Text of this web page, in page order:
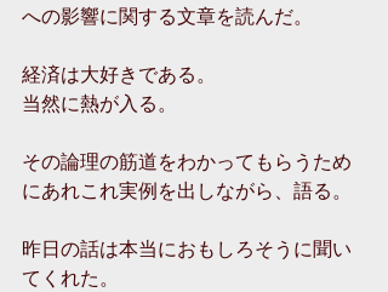
への影響に関する文章を読んだ。
経済は大好きである。
当然に熱が入る。
その論理の筋道をわかってもらうため
にあれこれ実例を出しながら、語る。
昨日の話は本当におもしろそうに聞い
てくれた。